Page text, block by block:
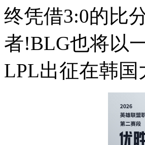
终凭借3:0的比
者!BLG也将以
LPL出征在韩国